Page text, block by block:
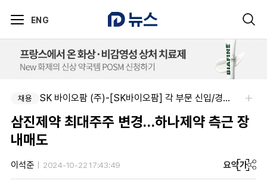
ENG
채용 SK 바이오팜 (주)-[SK바이오팜] 각 부문 신입/경력 구성원 영입
삼진제약 최대주주 변경…하나제약 측근 장
내매도
이석준 2024-10-22 17:43:49 요약가